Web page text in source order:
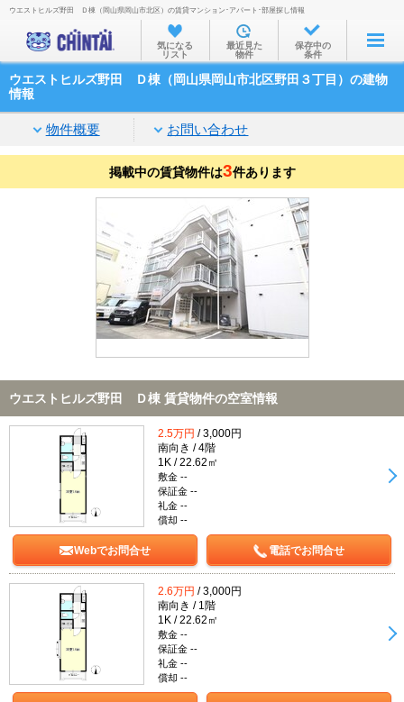
お部屋を探す
沿線・駅から
家賃相場から
通勤通学時間から
物件特集から
不動産会社から
TOP
ウエストヒルズ野田 Ｄ棟（岡山県岡山市北区）の賃貸マンション･アパート･部屋探し情報
気になる
リスト
最近見た
物件
保存中の
条件
ウエストヒルズ野田 Ｄ棟（岡山県岡山市北区野田３丁目）の建物
情報
物件概要 お問い合わせ
掲載中の賃貸物件は3件あります
ウエストヒルズ野田 Ｄ棟 賃貸物件の空室情報
2.5万円 / 3,000円
南向き / 4階
1K / 22.62㎡
敷金 --
保証金 --
礼金 --
償却 --
Webでお問合せ 電話でお問合せ
2.6万円 / 3,000円
南向き / 1階
1K / 22.62㎡
敷金 --
保証金 --
礼金 --
償却 --